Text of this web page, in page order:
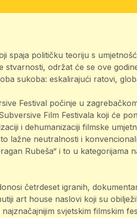
spaja političku teoriju s
održat će se ove
sukoba: eskalirajući ratovi,
Festival počinje u
Film Festivala koji će
i dehumanizaciji filmske
lažne neutralnosti i
Rubeša“ i to u kategorijama
četrdeset igranih,
art house naslovi koji su
svjetskim filmskim